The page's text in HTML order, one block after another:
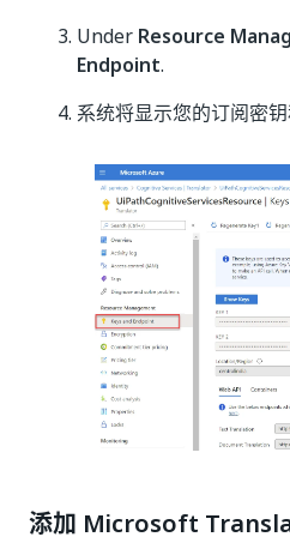
Under Resource
Endpoint.
系统将显示您的订阅密钥
添加 Microsoft